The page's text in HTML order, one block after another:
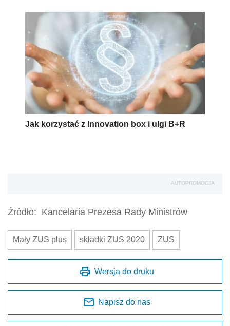
Jak korzystać z Innovation box i ulgi B+R
AUTOPROMOCJA
Źródło: Kancelaria Prezesa Rady Ministrów
Mały ZUS plus składki ZUS 2020 ZUS
Wersja do druku
Napisz do nas